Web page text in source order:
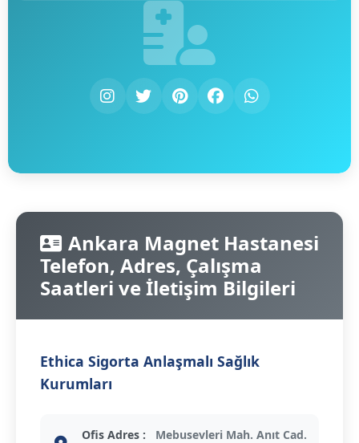
Ankara Magnet Hastanesi
Telefon, Adres, Çalışma
Saatleri ve İletişim Bilgileri
Ethica Sigorta Anlaşmalı Sağlık
Kurumları
Ofis Adres :
Mebusevleri Mah. Anıt Cad.